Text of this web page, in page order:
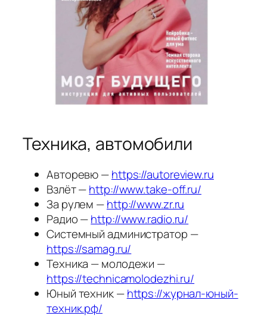
Техника, автомобили
Авторевю —https://autoreview.ru
Взлёт —http://www.take-off.ru/
За рулем —http://www.zr.ru
Радио —http://www.radio.ru/
Системный администратор —
https://samag.ru/
Техника — молодежи —
https://technicamolodezhi.ru/
Юный техник —https://журнал-юный-
техник.рф/